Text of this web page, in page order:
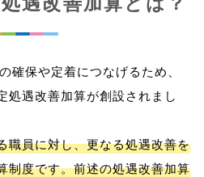
確保や定着につなげるため、
処遇改善加算が創設されまし
職員に対し、更なる処遇改善を
制度です。前述の処遇改善加算